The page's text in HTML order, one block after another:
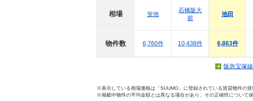
相場
物件数
蛍池
6,760件
石橋阪大
前
10,438件
池田
6,863件
阪急宝塚
※表示している相場価格は「SUUMO」に登録されている賃貸物件の
※掲載中物件の平均金額とは異なる場合があり、その正確性について